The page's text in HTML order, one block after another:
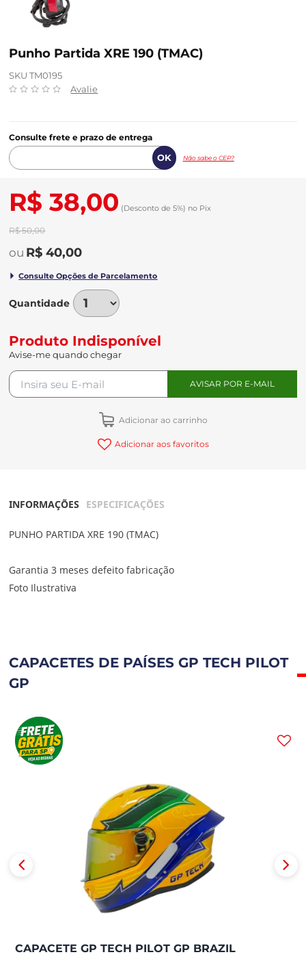
Punho Partida XRE 190 (TMAC)
SKU TM0195
Avalie
Consulte frete e prazo de entrega
Não sabe o CEP?
R$ 38,00 (Desconto de 5%) no Pix
R$ 50,00
R$ 40,00
Quantidade
Produto Indisponível
Avise-me quando chegar
Adicionar ao carrinho
Adicionar aos favoritos
INFORMAÇÕES ESPECIFICAÇÕES
PUNHO PARTIDA XRE 190 (TMAC)
Garantia 3 meses defeito fabricação
Foto Ilustrativa
CAPACETES DE PAÍSES GP TECH PILOT
GP
CAPACETE GP TECH PILOT GP BRAZIL